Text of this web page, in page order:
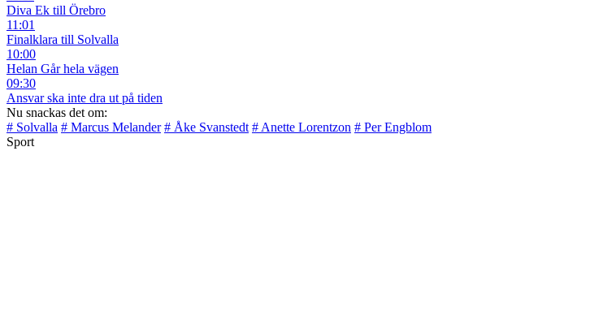
Diva Ek till Örebro
11:01
Finalklara till Solvalla
10:00
Helan Går hela vägen
09:30
Ansvar ska inte dra ut på tiden
Nu snackas det om:
# Solvalla # Marcus Melander # Åke Svanstedt # Anette Lorentzon # Per Engblom
Sport